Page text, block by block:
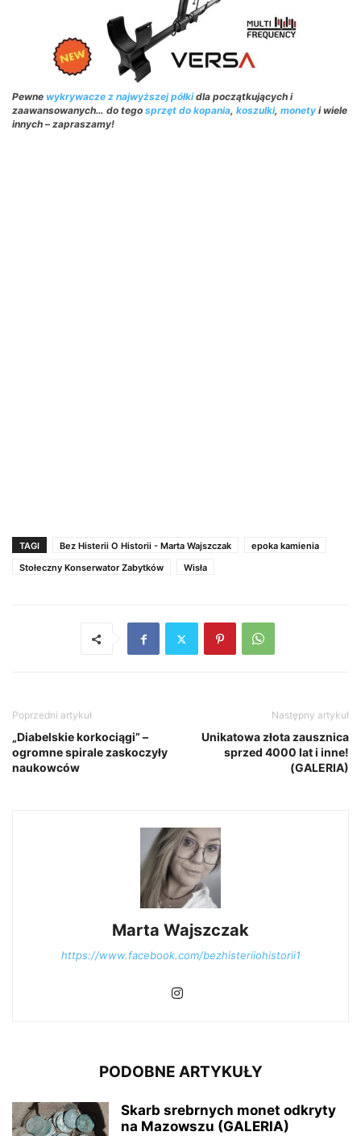
Pewne wykrywacze z najwyższej półkidla początkujących i
zaawansowanych… do tego sprzęt do kopania, koszulki, monety i wiele
innych – zapraszamy!
TAGI Bez Histerii O Historii - Marta Wajszczak
epoka kamienia
Stołeczny Konserwator Zabytków
Wisła
Poprzedni artykuł
„Diabelskie korkociągi” –
ogromne spirale zaskoczyły
naukowców
Następny artykuł
Unikatowa złota zausznica
sprzed 4000 lat i inne!
(GALERIA)
Marta Wajszczak
https://www.facebook.com/bezhisteriiohistorii1
PODOBNE ARTYKUŁY
Skarb srebrnych monet odkryty
na Mazowszu (GALERIA)